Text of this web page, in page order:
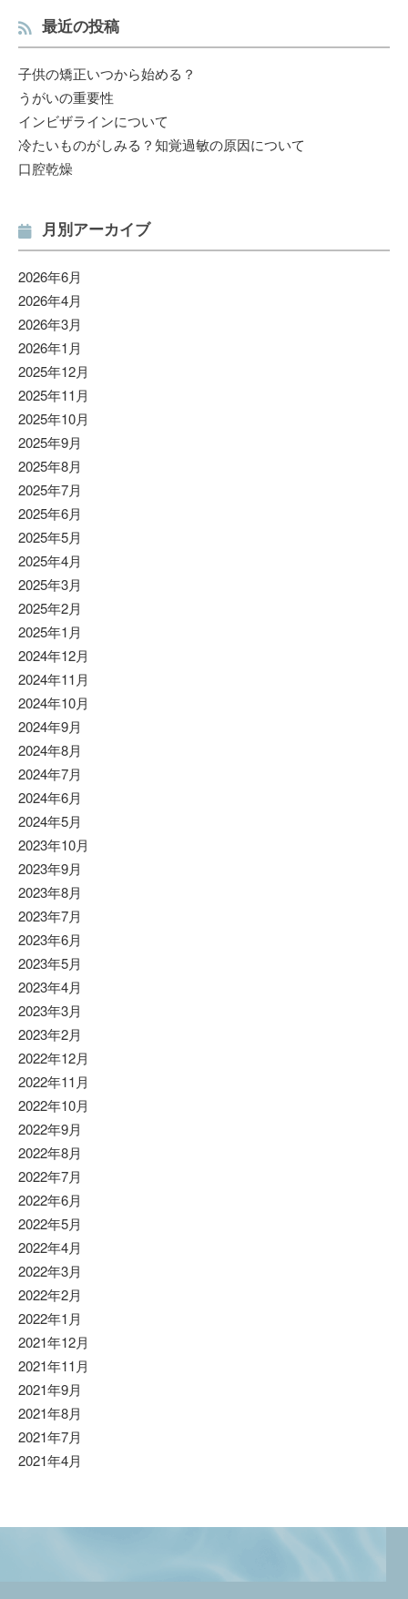
最近の投稿
子供の矯正いつから始める？
うがいの重要性
インビザラインについて
冷たいものがしみる？知覚過敏の原因について
口腔乾燥
月別アーカイブ
2026年6月
2026年4月
2026年3月
2026年1月
2025年12月
2025年11月
2025年10月
2025年9月
2025年8月
2025年7月
2025年6月
2025年5月
2025年4月
2025年3月
2025年2月
2025年1月
2024年12月
2024年11月
2024年10月
2024年9月
2024年8月
2024年7月
2024年6月
2024年5月
2023年10月
2023年9月
2023年8月
2023年7月
2023年6月
2023年5月
2023年4月
2023年3月
2023年2月
2022年12月
2022年11月
2022年10月
2022年9月
2022年8月
2022年7月
2022年6月
2022年5月
2022年4月
2022年3月
2022年2月
2022年1月
2021年12月
2021年11月
2021年9月
2021年8月
2021年7月
2021年4月